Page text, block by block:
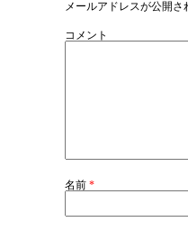
メールアドレスが公開さ
コメント
名前 *